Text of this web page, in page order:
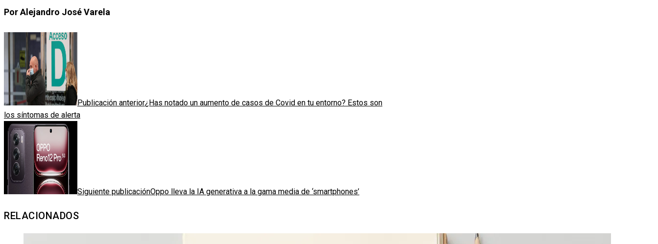
Por Alejandro José Varela
Publicación anterior¿Has notado un aumento de casos de Covid en tu entorno? Estos son
los síntomas de alerta
Siguiente publicaciónOppo lleva la IA generativa a la gama media de ‘smartphones’
RELACIONADOS